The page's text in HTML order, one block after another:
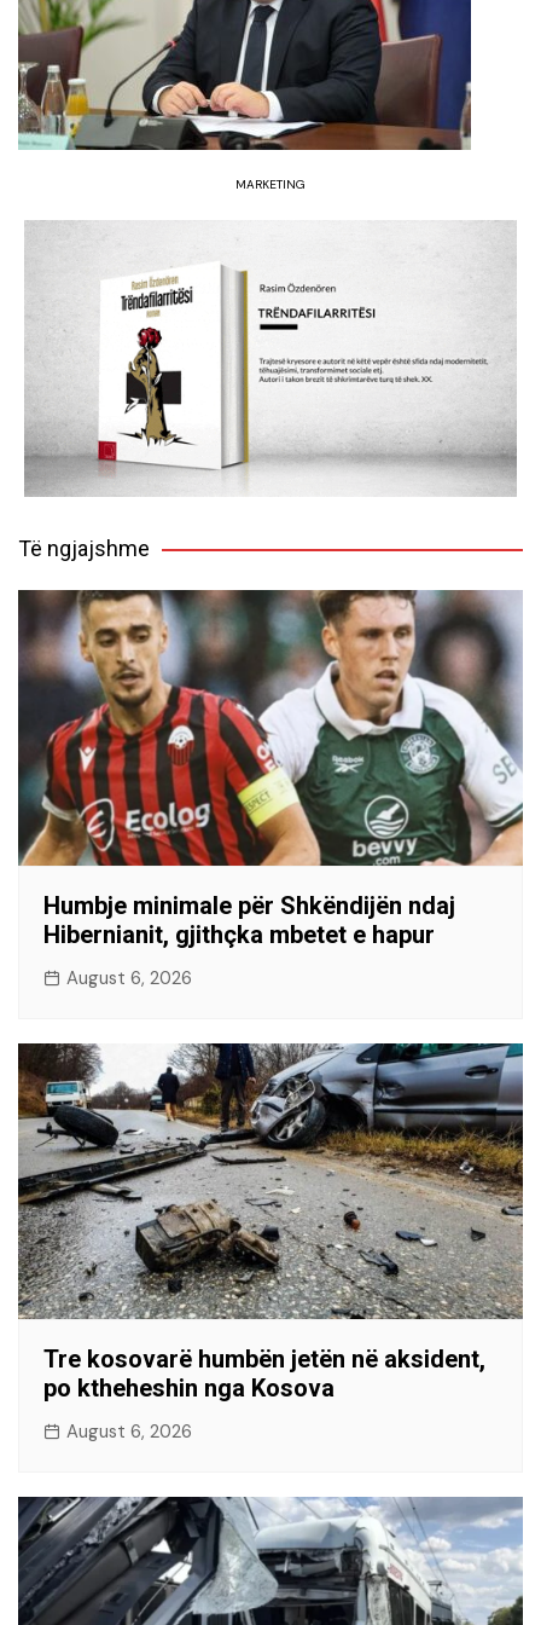
MARKETING
Të ngjajshme
Humbje minimale për Shkëndijën ndaj
Hibernianit, gjithçka mbetet e hapur
August 6, 2026
Tre kosovarë humbën jetën në aksident,
po ktheheshin nga Kosova
August 6, 2026